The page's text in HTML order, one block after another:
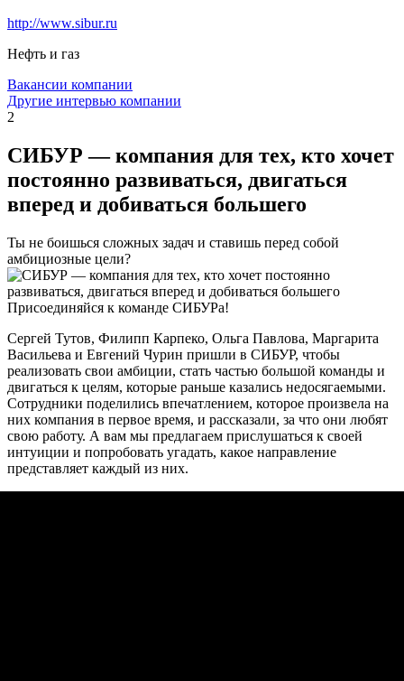
http://www.sibur.ru
Нефть и газ
Вакансии компании
Другие интервью компании
2
СИБУР — компания для тех, кто хочет
постоянно развиваться, двигаться
вперед и добиваться большего
Ты не боишься сложных задач и ставишь перед собой
амбициозные цели?
Присоединяйся к команде СИБУРа!
Сергей Тутов, Филипп Карпеко, Ольга Павлова, Маргарита
Васильева и Евгений Чурин пришли в СИБУР, чтобы
реализовать свои амбиции, стать частью большой команды и
двигаться к целям, которые раньше казались недосягаемыми.
Сотрудники поделились впечатлением, которое произвела на
них компания в первое время, и рассказали, за что они любят
свою работу. А вам мы предлагаем прислушаться к своей
интуиции и попробовать угадать, какое направление
представляет каждый из них.